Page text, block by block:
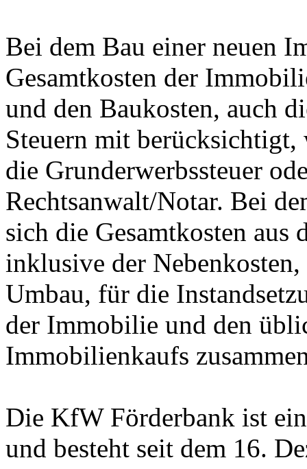
Bei dem Bau einer neuen
Gesamtkosten der
und den Baukosten, auch
Steuern mit
die Grunderwerbssteuer
Rechtsanwalt/Notar. Bei
sich die Gesamtkosten
inklusive der
Umbau, für die
der Immobilie und den
Immobilienkaufs
Die KfW Förderbank ist
und besteht seit dem 16.